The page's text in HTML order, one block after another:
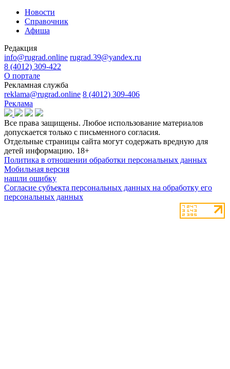
Новости
Справочник
Афиша
Редакция
info@rugrad.online rugrad.39@yandex.ru
8 (4012) 309-422
О портале
Рекламная служба
reklama@rugrad.online 8 (4012) 309-406
Реклама
Все права защищены. Любое использование материалов
допускается только с письменного согласия.
Отдельные страницы сайта могут содержать вредную для
детей информацию. 18+
Политика в отношении обработки персональных данных
Мобильная версия
нашли ошибку
Согласие субъекта персональных данных на обработку его
персональных данных